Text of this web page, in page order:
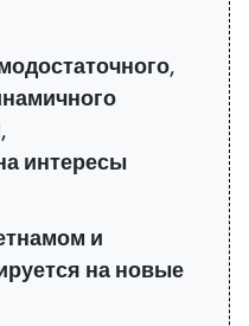
интересы
и
на новые